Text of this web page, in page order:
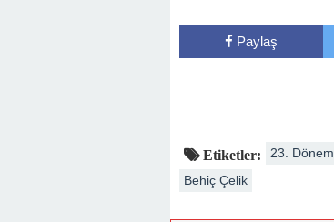
Paylaş
Etiketler: 23. Dönem
Behiç Çelik